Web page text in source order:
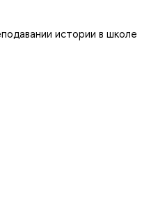
истории в школе